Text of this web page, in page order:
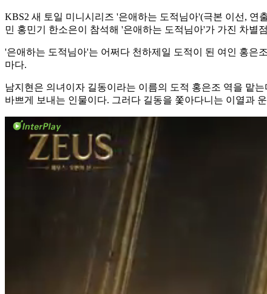
KBS2 새 토일 미니시리즈 '은애하는 도적님아'(극본 이선, 연
민 홍민기 한소은이 참석해 '은애하는 도적님아'가 가진 차별
'은애하는 도적님아'는 어쩌다 천하제일 도적이 된 여인 홍은
마다.
남지현은 의녀이자 길동이라는 이름의 도적 홍은조 역을 맡
바쁘게 보내는 인물이다. 그러다 길동을 쫓아다니는 이열과